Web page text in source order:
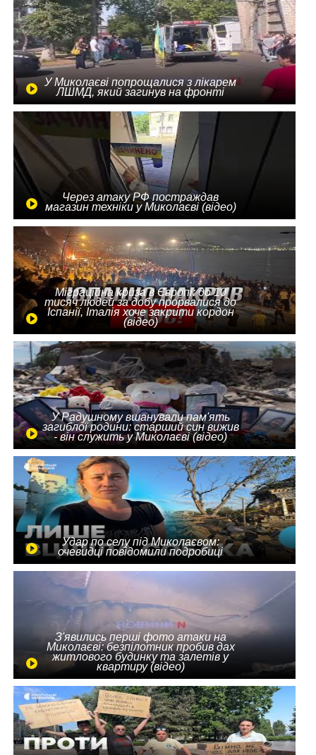
У Миколаєві попрощалися з лікарем
ЛШМД, який загинув на фронті
Через атаку РФ постраждав
магазин техніки у Миколаєві (відео)
Міграційна криза в Європі: до 10
тисяч людей за добу прорвалися до
Іспанії, Італія хоче закрити кордон
(відео)
У Радушному вшанували пам'ять
загиблої родини: старший син вижив
- він служить у Миколаєві (відео)
Удар по селу під Миколаєвом:
очевидці повідомили подробиці
З'явились перші фото атаки на
Миколаєві: безпілотник пробив дах
житлового будинку та залетів у
квартиру (відео)